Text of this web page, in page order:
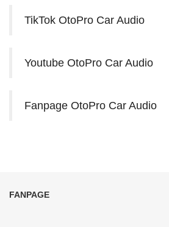
TikTok OtoPro Car Audio
Youtube OtoPro Car Audio
Fanpage OtoPro Car Audio
FANPAGE